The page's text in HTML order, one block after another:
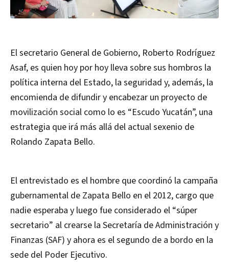
El secretario General de Gobierno, Roberto Rodríguez
Asaf, es quien hoy por hoy lleva sobre sus hombros la
política interna del Estado, la seguridad y, además, la
encomienda de difundir y encabezar un proyecto de
movilización social como lo es “Escudo Yucatán”, una
estrategia que irá más allá del actual sexenio de
Rolando Zapata Bello.
El entrevistado es el hombre que coordinó la campaña
gubernamental de Zapata Bello en el 2012, cargo que
nadie esperaba y luego fue considerado el “súper
secretario” al crearse la Secretaría de Administración y
Finanzas (SAF) y ahora es el segundo de a bordo en la
sede del Poder Ejecutivo.